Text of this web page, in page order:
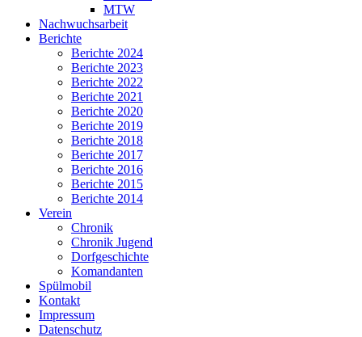
MTW
Nachwuchsarbeit
Berichte
Berichte 2024
Berichte 2023
Berichte 2022
Berichte 2021
Berichte 2020
Berichte 2019
Berichte 2018
Berichte 2017
Berichte 2016
Berichte 2015
Berichte 2014
Verein
Chronik
Chronik Jugend
Dorfgeschichte
Komandanten
Spülmobil
Kontakt
Impressum
Datenschutz